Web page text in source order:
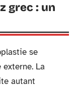
grec : un
se
La
autant